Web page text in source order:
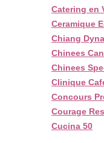
Catering en
Ceramique
Chiang
Chinees
Chinees
Clinique
Concours
Courage
Cucina 50